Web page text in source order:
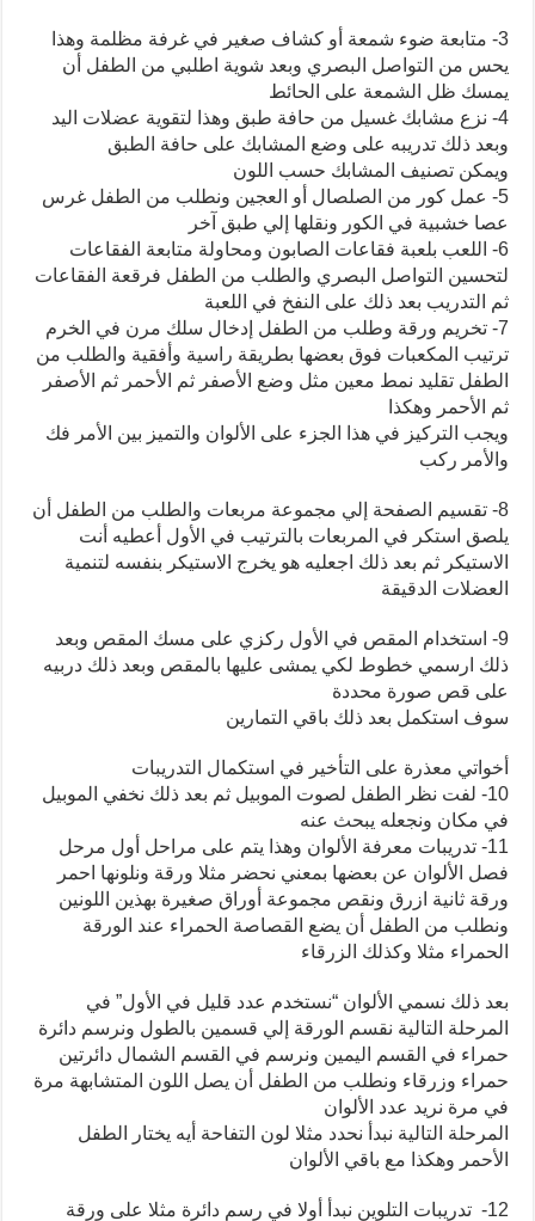
3- متابعة ضوء شمعة أو كشاف صغير في غرفة مظلمة وهذا
يحس من التواصل البصري وبعد شوية اطلبي من الطفل أن
يمسك ظل الشمعة على الحائط
4- نزع مشابك غسيل من حافة طبق وهذا لتقوية عضلات اليد
وبعد ذلك تدريبه على وضع المشابك على حافة الطبق
ويمكن تصنيف المشابك حسب اللون
5- عمل كور من الصلصال أو العجين ونطلب من الطفل غرس
عصا خشبية في الكور ونقلها إلي طبق آخر
6- اللعب بلعبة فقاعات الصابون ومحاولة متابعة الفقاعات
لتحسين التواصل البصري والطلب من الطفل فرقعة الفقاعات
ثم التدريب بعد ذلك على النفخ في اللعبة
7- تخريم ورقة وطلب من الطفل إدخال سلك مرن في الخرم
ترتيب المكعبات فوق بعضها بطريقة راسية وأفقية والطلب من
الطفل تقليد نمط معين مثل وضع الأصفر ثم الأحمر ثم الأصفر
ثم الأحمر وهكذا
ويجب التركيز في هذا الجزء على الألوان والتميز بين الأمر فك
والأمر ركب
8- تقسيم الصفحة إلي مجموعة مربعات والطلب من الطفل أن
يلصق استكر في المربعات بالترتيب في الأول أعطيه أنت
الاستيكر ثم بعد ذلك اجعليه هو يخرج الاستيكر بنفسه لتنمية
العضلات الدقيقة
9- استخدام المقص في الأول ركزي على مسك المقص وبعد
ذلك ارسمي خطوط لكي يمشى عليها بالمقص وبعد ذلك دربيه
على قص صورة محددة
سوف استكمل بعد ذلك باقي التمارين
أخواتي معذرة على التأخير في استكمال التدريبات
10- لفت نظر الطفل لصوت الموبيل ثم بعد ذلك نخفي الموبيل
في مكان ونجعله يبحث عنه
11- تدريبات معرفة الألوان وهذا يتم على مراحل أول مرحل
فصل الألوان عن بعضها بمعني نحضر مثلا ورقة ونلونها احمر
ورقة ثانية ازرق ونقص مجموعة أوراق صغيرة بهذين اللونين
ونطلب من الطفل أن يضع القصاصة الحمراء عند الورقة
الحمراء مثلا وكذلك الزرقاء
بعد ذلك نسمي الألوان “نستخدم عدد قليل في الأول” في
المرحلة التالية نقسم الورقة إلي قسمين بالطول ونرسم دائرة
حمراء في القسم اليمين ونرسم في القسم الشمال دائرتين
حمراء وزرقاء ونطلب من الطفل أن يصل اللون المتشابهة مرة
في مرة نريد عدد الألوان
المرحلة التالية نبدأ نحدد مثلا لون التفاحة أيه يختار الطفل
الأحمر وهكذا مع باقي الألوان
12- تدريبات التلوين نبدأ أولا في رسم دائرة مثلا على ورقة